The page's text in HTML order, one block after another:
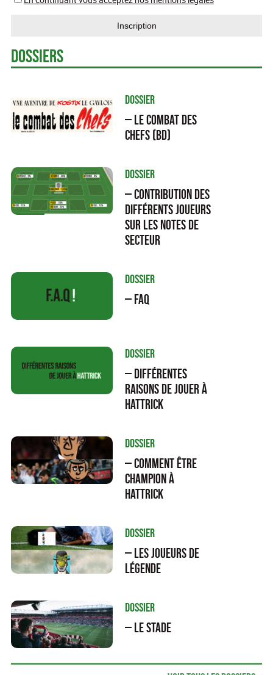
Dossiers
Dossier
— Le Combat des
Chefs (BD)
Dossier
— Contribution des
différents joueurs
sur les notes de
secteur
Dossier
— FAQ
Dossier
— Différentes
raisons de jouer à
Hattrick
Dossier
— Comment être
champion à
Hattrick
Dossier
— Les joueurs de
légende
Dossier
— Le stade